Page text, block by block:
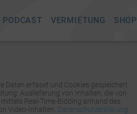
PODCAST VERMIETUNG SHOP
Daten erfasst und Cookies gespeichert.
Auslieferung von Inhalten, die von
Real-Time-Bidding anhand des
Video-Inhalten. Datenschutzerklärung